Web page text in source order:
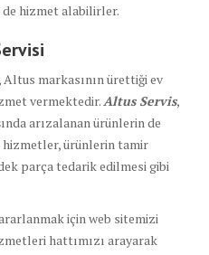
de hizmet alabilirler.
, Altus markasının ürettiği ev
vermektedir. Altus Servis,
arızalanan ürünlerin de
hizmetler, ürünlerin tamir
parça tedarik edilmesi gibi
için web sitemizi
hattımızı arayarak